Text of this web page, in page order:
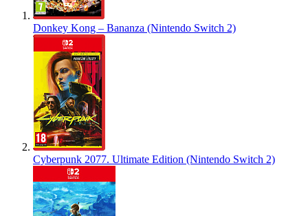
Donkey Kong – Bananza (Nintendo Switch 2)
Cyberpunk 2077. Ultimate Edition (Nintendo Switch 2)